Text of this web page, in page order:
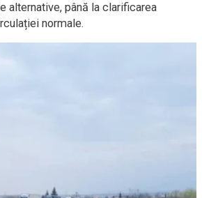
alternative, până la clarificarea
normale.